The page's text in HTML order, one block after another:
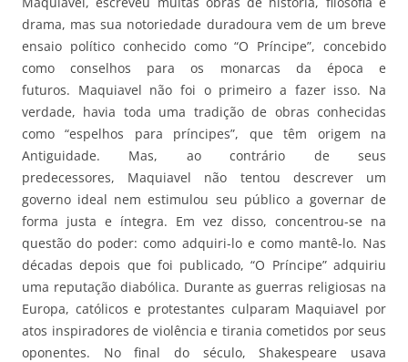
drama, mas sua notoriedade duradoura vem de um breve
ensaio político conhecido como “O Príncipe”, concebido
como conselhos para os monarcas da época e
futuros. Maquiavel não foi o primeiro a fazer isso. Na
verdade, havia toda uma tradição de obras conhecidas
como “espelhos para príncipes”, que têm origem na
Antiguidade. Mas, ao contrário de seus
predecessores, Maquiavel não tentou descrever um
governo ideal nem estimulou seu público a governar de
forma justa e íntegra. Em vez disso, concentrou-se na
questão do poder: como adquiri-lo e como mantê-lo. Nas
décadas depois que foi publicado, “O Príncipe” adquiriu
uma reputação diabólica. Durante as guerras religiosas na
Europa, católicos e protestantes culparam Maquiavel por
atos inspiradores de violência e tirania cometidos por seus
oponentes. No final do século, Shakespeare usava